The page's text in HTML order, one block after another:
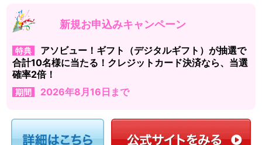
新規お申込みキャンペーン
特典
アソビュー！ギフト（デジタルギフト）が抽選で
合計10名様に当たる！クレジットカード決済なら、当選
確率2倍！
期間 2026年8月16日まで